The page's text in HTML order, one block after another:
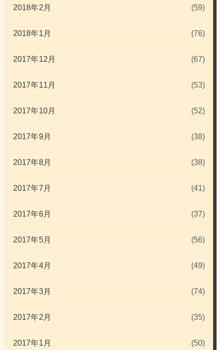
2018年2月 (59)
2018年1月 (76)
2017年12月 (67)
2017年11月 (53)
2017年10月 (52)
2017年9月 (38)
2017年8月 (38)
2017年7月 (41)
2017年6月 (37)
2017年5月 (56)
2017年4月 (49)
2017年3月 (74)
2017年2月 (35)
2017年1月 (50)